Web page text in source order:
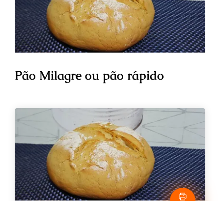
Blog
Contactos
Pão Milagre ou pão rápido